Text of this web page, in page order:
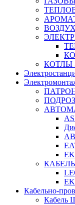
КОТЛЫ
Кабельно-
Кабель